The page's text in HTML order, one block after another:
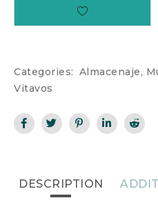
Categories: Almacenaje,
Vitavos
DESCRIPTION